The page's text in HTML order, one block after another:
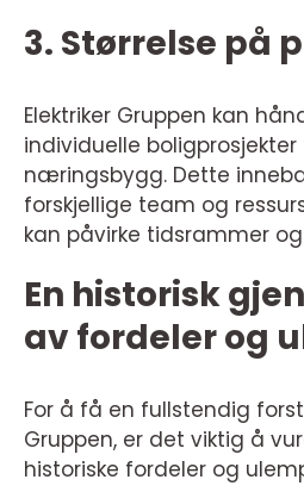
3. Størrelse på
Elektriker Gruppen kan
individuelle boligprosjekter
næringsbygg. Dette
forskjellige team og
kan påvirke tidsrammer
En historisk
av fordeler og
For å få en fullstendig
Gruppen, er det viktig å
historiske fordeler og